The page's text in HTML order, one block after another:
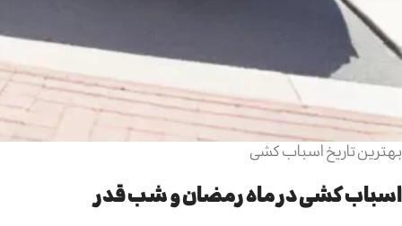
بهترین تاریخ اسباب کشی
اسباب کشی در ماه رمضان و شب قدر